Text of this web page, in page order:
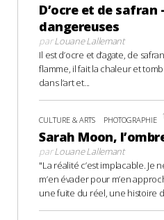
D’ocre et de
dangereuses
parLouane Lallemant
Il est d’ocre et d’agate, de
flamme, il fait la chaleur et
dans l’art et...
CULTURE & ARTS PHOTOGRAPHIE
Sarah Moon,
parLouane Lallemant
"La réalité c’est implacable. Je
m’en évader pour m’en
une fuite du réel, une histoire